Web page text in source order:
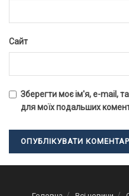
Сайт
Зберегти моє ім'я, e-mail,
для моїх подальших